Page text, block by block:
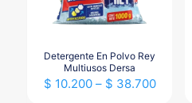
elegir
en
página
de
producto
Detergente En Polvo Rey
Multiusos Dersa
$ 10.200 – $ 38.700Price